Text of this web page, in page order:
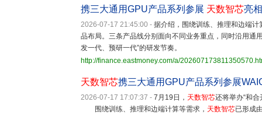
携三大通用GPU产品系列参展 天数智芯亮
2026-07-17 21:45:00 - 据介绍，围绕训练、推理和边端计
品布局。三条产品线分别面向不同业务重点，同时沿用通
发一代、预研一代”的研发节奏。
http://finance.eastmoney.com/a/
天数智芯携三大通用GPU产品系列参展
2026-07-17 17:07:37 - 7月19日， 天数智芯还将举办“和
围绕训练、推理和边端计算等需求， 天数智芯已形成